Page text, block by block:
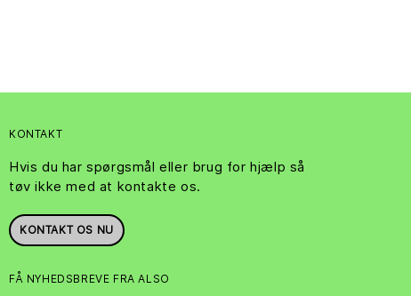
KONTAKT
Hvis du har spørgsmål eller brug for hjælp så
tøv ikke med at kontakte os.
KONTAKT OS NU
FÅ NYHEDSBREVE FRA ALSO